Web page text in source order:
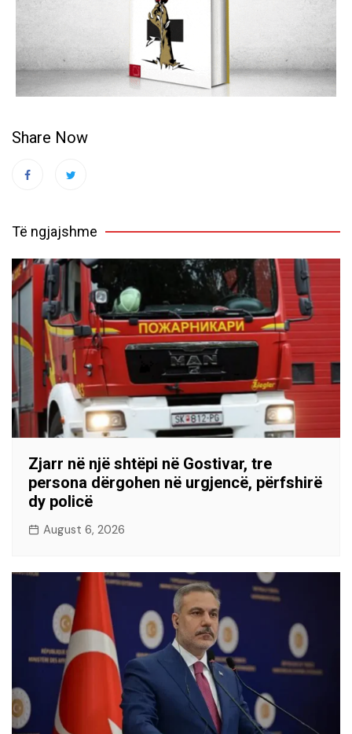
Share Now
Të ngjajshme
Zjarr në një shtëpi në Gostivar, tre
persona dërgohen në urgjencë, përfshirë
dy policë
August 6, 2026